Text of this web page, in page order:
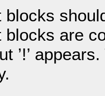
blocks
blocks are
’!’